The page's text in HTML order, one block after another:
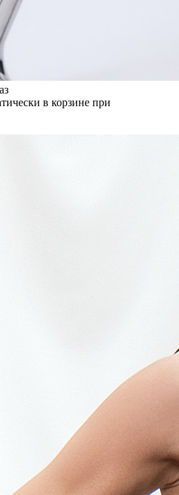
в корзине при